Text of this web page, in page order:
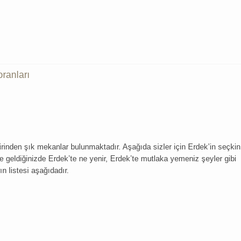
şık mekanlar bulunmaktadır. Aşağıda sizler için Erdek’in seçkin
geldiğinizde Erdek’te ne yenir, Erdek’te mutlaka yemeniz şeyler gibi
listesi aşağıdadır.